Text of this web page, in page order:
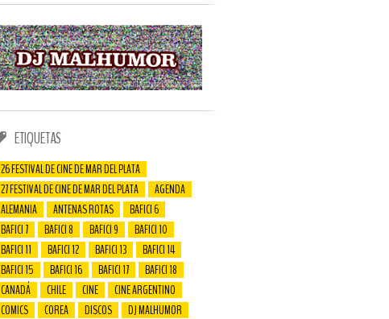
ETIQUETAS
26 FESTIVAL DE CINE DE MAR DEL PLATA
27 FESTIVAL DE CINE DE MAR DEL PLATA
AGENDA
ALEMANIA
ANTENAS ROTAS
BAFICI 6
BAFICI 7
BAFICI 8 BAFICI 9
BAFICI 10
BAFICI 11
BAFICI 12 BAFICI 13
BAFICI 14
BAFICI 15
BAFICI 16 BAFICI 17
BAFICI 18
CANADÁ
CHILE CINE
CINE ARGENTINO
COMICS
COREA DISCOS
DJ MALHUMOR